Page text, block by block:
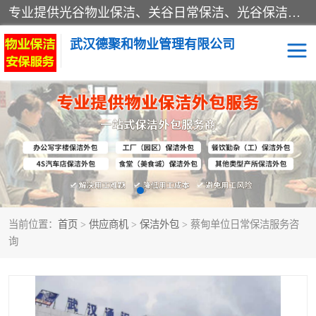
专业提供光谷物业保洁、关谷日常保洁、光谷保洁外包及武汉其他城区的单位日常保洁 武汉德聚和物业管理有限公司致力于打造中国专业物业保洁服务、日常保洁及其他保洁清洗外包服务。自公司成立以来提倡以先进的物业管理理念和模式经营，谋篇布局，以“至诚服务、精益求精、规范管理、锐意拓新”为质量方针，强化内部管理，为业主提供专业化、标准化和精细化的全方位物业服务，管理服务水平得到了广大业主和业内人士的一致好评。
武汉德聚和物业管理有限公司
当前位置： 首页 > 供应商机 > 保洁外包 > 蔡甸单位日常保洁服务咨
询
保洁外包